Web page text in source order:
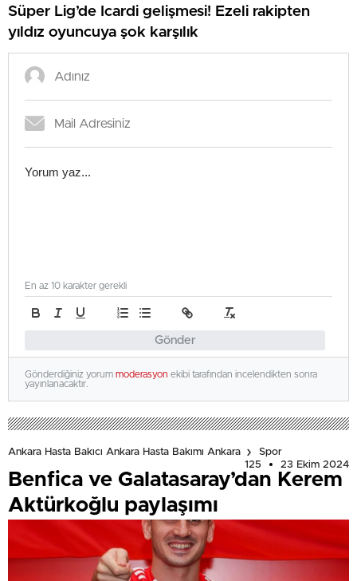
Süper Lig’de Icardi gelişmesi! Ezeli rakipten
yıldız oyuncuya şok karşılık
Gönder
En az 10 karakter gerekli
Gönderdiğiniz yorum moderasyon ekibi tarafından incelendikten sonra
yayınlanacaktır.
Ankara Hasta Bakıcı Ankara Hasta Bakımı Ankara
Spor
125
23 Ekim 2024
Benfica ve Galatasaray’dan Kerem
Aktürkoğlu paylaşımı